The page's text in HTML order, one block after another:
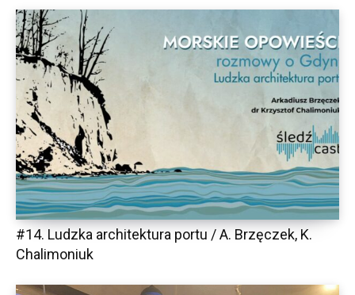
#14. Ludzka architektura portu / A. Brzęczek, K.
Chalimoniuk